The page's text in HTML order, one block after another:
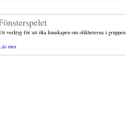
verktyg för att öka kunskapen om olikheterna i gruppen
mer